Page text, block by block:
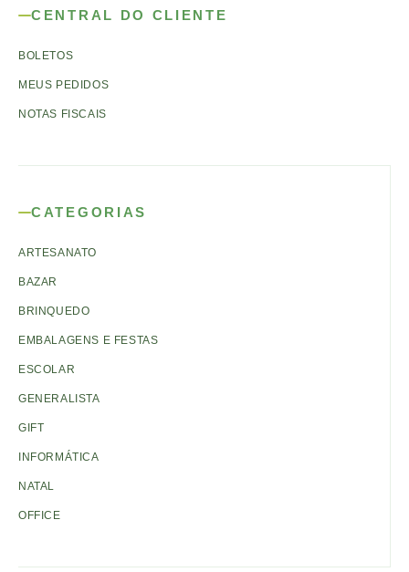
CENTRAL DO CLIENTE
BOLETOS
MEUS PEDIDOS
NOTAS FISCAIS
CATEGORIAS
ARTESANATO
BAZAR
BRINQUEDO
EMBALAGENS E FESTAS
ESCOLAR
GENERALISTA
GIFT
INFORMÁTICA
NATAL
OFFICE